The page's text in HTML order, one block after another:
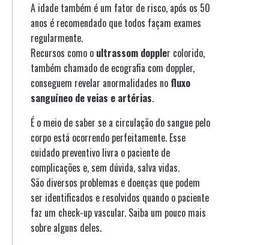
A idade também é um fator de risco, após os 50
anos é recomendado que todos façam exames
regularmente.
Recursos como o ultrassom doppler colorido,
também chamado de ecografia com doppler,
conseguem revelar anormalidades no fluxo
sanguíneo de veias e artérias.
É o meio de saber se a circulação do sangue pelo
corpo está ocorrendo perfeitamente. Esse
cuidado preventivo livra o paciente de
complicações e, sem dúvida, salva vidas.
São diversos problemas e doenças que podem
ser identificados e resolvidos quando o paciente
faz um check-up vascular. Saiba um pouco mais
sobre alguns deles.